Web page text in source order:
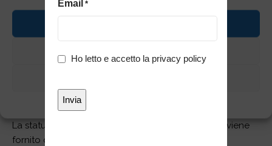
più giovane Alchemist di Stato della storia, Edward Elric!
e la sua Automail è stata ricreata fedelmente con
dettagli sbalorditivi. Assicurati di aggiungerlo alla tua
La statua in PVC si trova a ca. 15,5 cm di altezza e viene
fornito con base in un imballo a finestra.
Email *
Privacy
Ho letto e accetto la privacy policy